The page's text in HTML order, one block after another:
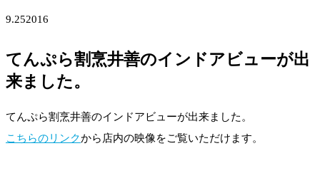
9.252016
てんぷら割烹井善のインドアビューが出
来ました。
てんぷら割烹井善のインドアビューが出来ました。
こちらのリンクから店内の映像をご覧いただけます。